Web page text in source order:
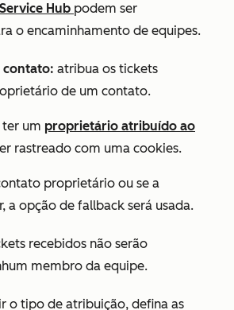
Service Hub podem ser
o encaminhamento de equipes.
atribua os tickets
de um contato.
um proprietário atribuído ao
rastreado com uma cookies.
proprietário ou se a
a opção de fallback será usada.
recebidos não serão
membro da equipe.
o tipo de atribuição, defina as